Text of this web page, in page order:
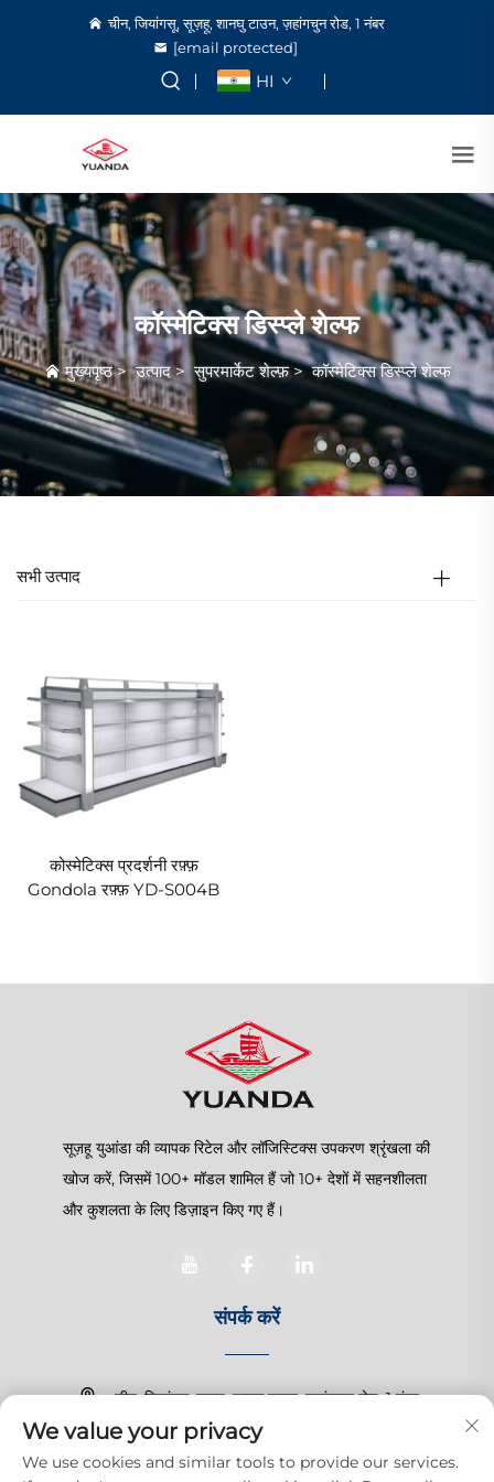
चीन, जियांगसू, सूज़हू, शानघु टाउन, ज़हांगचुन रोड, 1 नंबर
[email protected]
HI
कॉस्मेटिक्स डिस्प्ले शेल्फ
मुख्यपृष्ठ>उत्पाद>सुपरमार्केट शेल्फ़>कॉस्मेटिक्स डिस्प्ले शेल्फ
सभी उत्पाद
कोस्मेटिक्स प्रदर्शनी रफ़्फ़
Gondola रफ़्फ़ YD-S004B
सूज़हू युआंडा की व्यापक रिटेल और लॉजिस्टिक्स उपकरण श्रृंखला की
खोज करें, जिसमें 100+ मॉडल शामिल हैं जो 10+ देशों में सहनशीलता
और कुशलता के लिए डिज़ाइन किए गए हैं।
संपर्क करें
चीन, जियांगसू, सूज़हू, शानघु टाउन, ज़हांगचुन रोड, 1 नंबर
+86-15150179453
We value your privacy
We use cookies and similar tools to provide our services.